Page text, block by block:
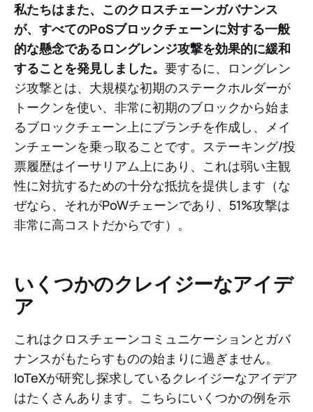
私たちはまた、このクロスチェーンガバナンス
が、すべてのPoSブロックチェーンに対する一般
的な懸念であるロングレンジ攻撃を効果的に緩和
することを発見しました。 要するに、ロングレン
ジ攻撃とは、大規模な初期のステークホルダーが
トークンを使い、非常に初期のブロックから始ま
るブロックチェーン上にブランチを作成し、メイ
ンチェーンを乗っ取ることです。ステーキング/投
票履歴はイーサリアム上にあり、これは弱い主観
性に対抗するための十分な抵抗を提供します（な
ぜなら、それがPoWチェーンであり、51%攻撃は
非常に高コストだからです）。
いくつかのクレイジーなアイデ
ア
これはクロスチェーンコミュニケーションとガバ
ナンスがもたらすものの始まりに過ぎません。
IoTeXが研究し探求しているクレイジーなアイデア
はたくさんあります。こちらにいくつかの例を示